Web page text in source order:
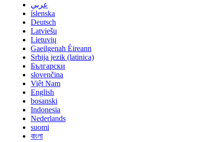
عربي
íslenska
Deutsch
Latviešu
Lietuvių
Gaeilgenah Éireann
Srbija jezik (latinica)
Български
slovenčina
Việt Nam
English
bosanski
Indonesia
Nederlands
suomi
বাংলা